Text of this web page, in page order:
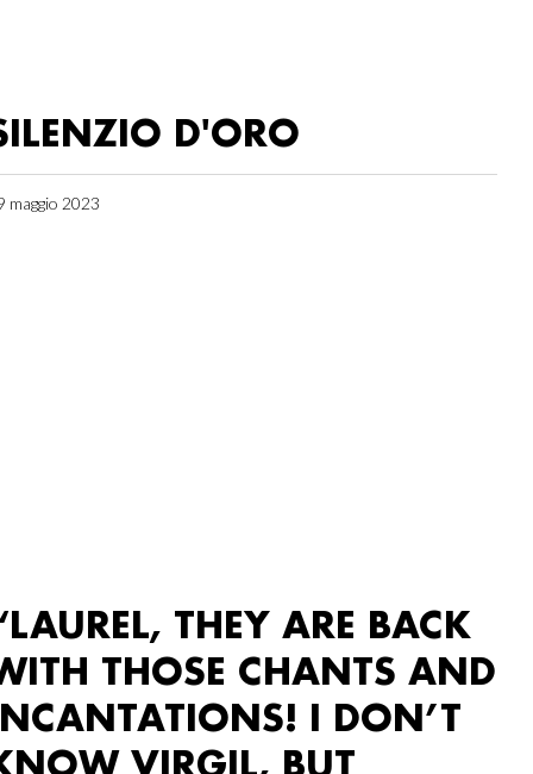
D'ORO
maggio 2023
THEY ARE BACK
THOSE CHANTS AND
I DON’T
VIRGIL, BUT